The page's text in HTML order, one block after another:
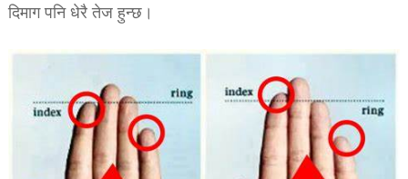
दिमाग पनि धेरै तेज हुन्छ।